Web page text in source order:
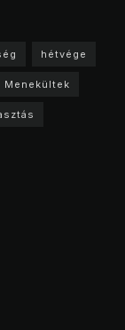
hétvége
Menekültek